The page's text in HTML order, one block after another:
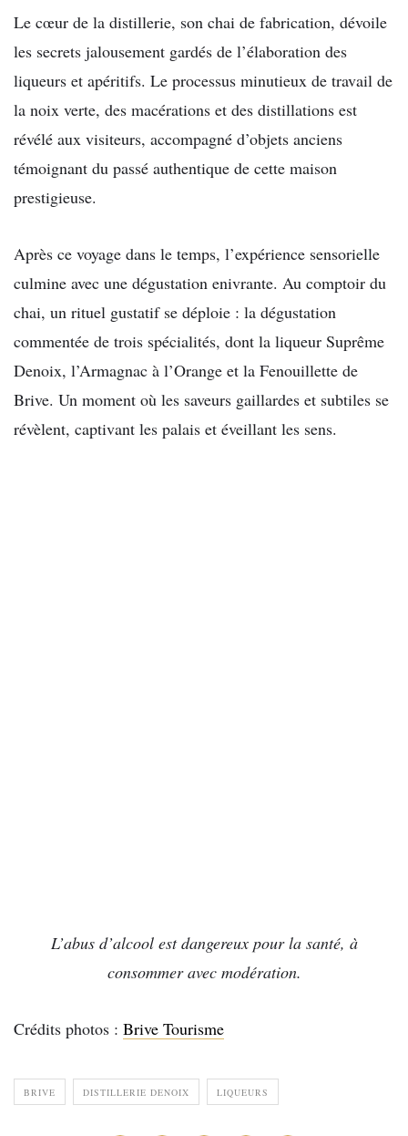
Le cœur de la distillerie, son chai de fabrication, dévoile
les secrets jalousement gardés de l’élaboration des
liqueurs et apéritifs. Le processus minutieux de travail de
la noix verte, des macérations et des distillations est
révélé aux visiteurs, accompagné d’objets anciens
témoignant du passé authentique de cette maison
prestigieuse.
Après ce voyage dans le temps, l’expérience sensorielle
culmine avec une dégustation enivrante. Au comptoir du
chai, un rituel gustatif se déploie : la dégustation
commentée de trois spécialités, dont la liqueur Suprême
Denoix, l’Armagnac à l’Orange et la Fenouillette de
Brive. Un moment où les saveurs gaillardes et subtiles se
révèlent, captivant les palais et éveillant les sens.
L’abus d’alcool est dangereux pour la santé, à
consommer avec modération.
Crédits photos : Brive Tourisme
BRIVE DISTILLERIE DENOIX LIQUEURS